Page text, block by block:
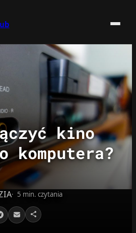
kino
komputera?
5 min. czytania